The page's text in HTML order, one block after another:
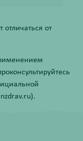
от